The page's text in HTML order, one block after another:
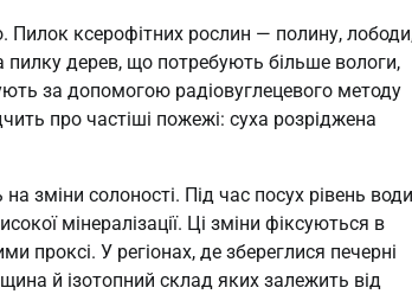
Пилок ксерофітних рослин — полину,
пилку дерев, що потребують більше вологи,
за допомогою радіовуглецевого методу
про частіші пожежі: суха розріджена
зміни солоності. Під час посух рівень води
мінералізації. Ці зміни фіксуються в
У регіонах, де збереглися печерні
й ізотопний склад яких залежить від